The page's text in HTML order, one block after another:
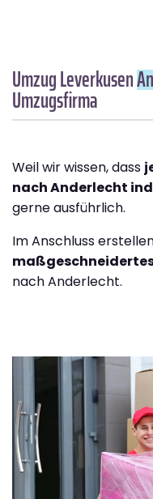
Umzug Leverkusen
Umzugsfirma
Weil wir wissen, dass
nach Anderlecht
gerne ausführlich.
Im Anschluss
nach Anderlecht.